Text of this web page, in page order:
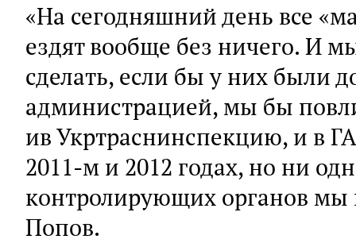
«На сегодняшний день все
ездят вообще без ничего. И
сделать, если бы у них были
администрацией, мы бы
ив Укртраснинспекцию, и в
2011-м и 2012 годах, но ни
контролирующих органов мы
Попов.